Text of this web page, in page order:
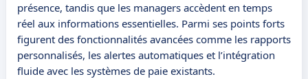
présence, tandis que les managers accèdent en temps
réel aux informations essentielles. Parmi ses points forts
figurent des fonctionnalités avancées comme les rapports
personnalisés, les alertes automatiques et l’intégration
fluide avec les systèmes de paie existants.